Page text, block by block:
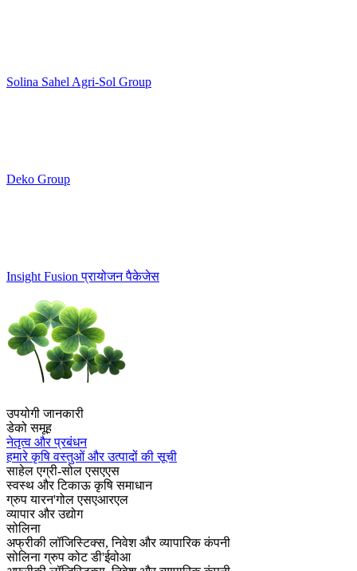
Solina Sahel Agri-Sol Group
Deko Group
Insight Fusion प्रायोजन पैकेजेस
उपयोगी जानकारी
डेको समूह
नेतृत्व और प्रबंधन
हमारे कृषि वस्तुओं और उत्पादों की सूची
साहेल एग्री-सोल एसएएस
स्वस्थ और टिकाऊ कृषि समाधान
ग्रुप यारन'गोल एसएआरएल
व्यापार और उद्योग
सोलिना
अफ्रीकी लॉजिस्टिक्स, निवेश और व्यापारिक कंपनी
सोलिना ग्रुप कोट डी'ईवोआ